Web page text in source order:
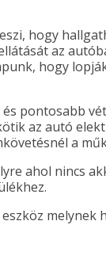
hogy
az
hogy
pontosabb
az autó
a
ahol nincs